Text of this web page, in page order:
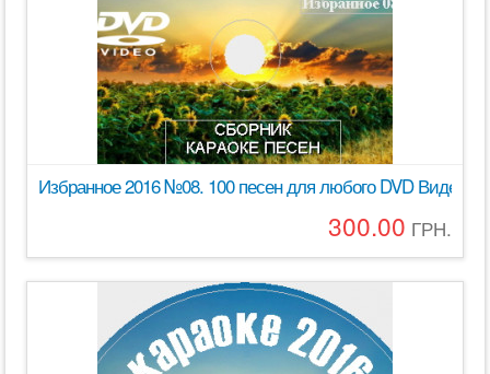
Избранное 2016 №08. 100 песен для любого DVD Видео
300.00 ГРН.